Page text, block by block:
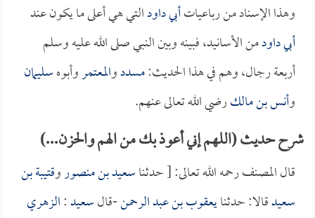
وهذا الإسناد من رباعياتأبي داودالتي هي أعلى ما يكون عند
أبي داودمن الأسانيد، فبينه وبين النبي صلى الله عليه وسلم
أربعة رجال، وهم في هذا الحديث:مسددوالمعتمروأبوهسليمان
وأنس بن مالكرضي الله تعالى عنهم.
شرح حديث (اللهم إني أعوذ بك من الهم والحزن...)
قال المصنف رحمه الله تعالى: [ حدثناسعيد بن منصوروقتيبة بن
سعيدقالا: حدثنايعقوب بن عبد الرحمن-قالسعيد:الزهري